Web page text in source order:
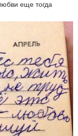
еще тогда